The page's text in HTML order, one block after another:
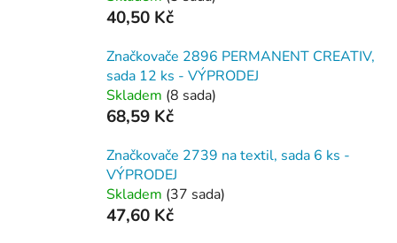
40,50 Kč
Značkovače 2896 PERMANENT CREATIV,
sada 12 ks - VÝPRODEJ
Skladem (8 sada)
68,59 Kč
Značkovače 2739 na textil, sada 6 ks -
VÝPRODEJ
Skladem (37 sada)
47,60 Kč